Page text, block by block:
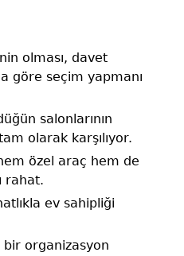
olması, davet
göre seçim yapmanı
salonlarının
olarak karşılıyor.
özel araç hem de
rahat.
ev sahipliği
organizasyon